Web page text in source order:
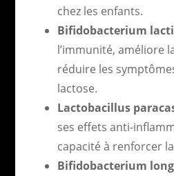
chez les enfants.
Bifidobacterium
l’immunité, améliore
réduire les
lactose.
Lactobacillus
ses effets anti-
capacité à renforcer
Bifidobacterium